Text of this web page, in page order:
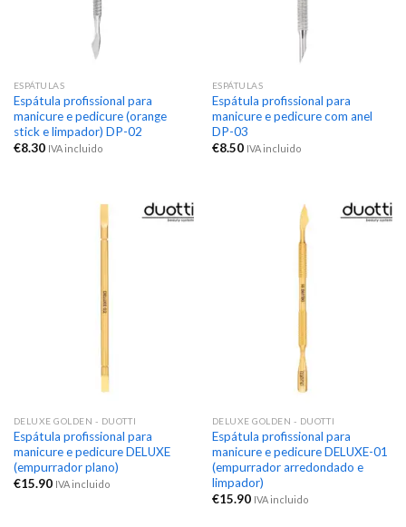
ESPÁTULAS
Espátula profissional para
manicure e pedicure (orange
stick e limpador) DP-02
€8.30 IVA incluido
ESPÁTULAS
Espátula profissional para
manicure e pedicure com anel
DP-03
€8.50 IVA incluido
DELUXE GOLDEN - DUOTTI
Espátula profissional para
manicure e pedicure DELUXE
(empurrador plano)
€15.90 IVA incluido
DELUXE GOLDEN - DUOTTI
Espátula profissional para
manicure e pedicure DELUXE-01
(empurrador arredondado e
limpador)
€15.90 IVA incluido